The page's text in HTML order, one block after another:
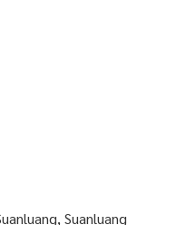
Suanluang